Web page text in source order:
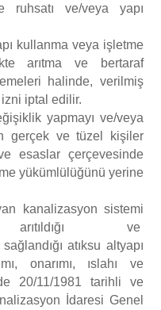
ruhsatı ve/veya yapı
veya işletme
arıtma ve bertaraf
halinde, verilmiş
iptal edilir.
yapmayı ve/veya
gerçek ve tüzel kişiler
esaslar çerçevesinde
yükümlülüğünü yerine
sistemi
ve
sağlandığı atıksu altyapı
onarımı, ıslahı ve
20/11/1981 tarihli ve
İdaresi Genel